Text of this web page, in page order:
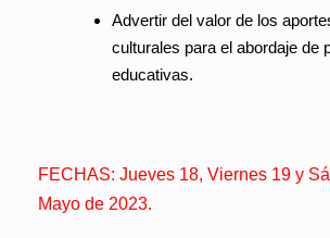
Advertir del valor de los
culturales para el abordaje de
educativas.
FECHAS: Jueves 18, Viernes 19 y
Mayo de 2023.